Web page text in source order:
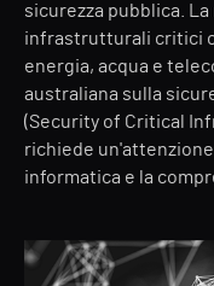
sicurezza pubblica.
infrastrutturali critici
energia, acqua e
australiana sulla
(Security of Critical
richiede
informatica e la